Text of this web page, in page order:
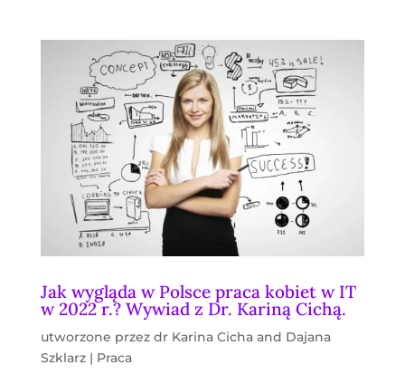
Jak wygląda w Polsce praca kobiet w IT
w 2022 r.? Wywiad z Dr. Kariną Cichą.
utworzone przez dr Karina Cichaand Dajana
Szklarz| Praca